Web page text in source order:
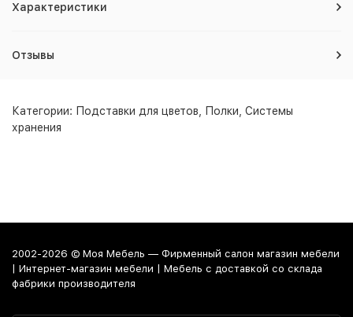
Характеристики
Отзывы
Категории: Подставки для цветов Полки Системы
хранения
2002-2026 © Моя Мебель — Фирменный салон магазин мебели
| Интернет-магазин мебели | Мебель с доставкой со склада
фабрики производителя